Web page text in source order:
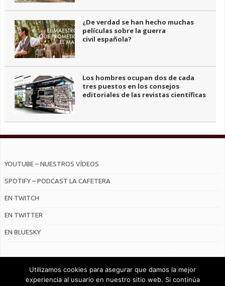
¿De verdad se han hecho muchas
películas sobre la guerra
civil española?
Los hombres ocupan dos de cada
tres puestos en los consejos
editoriales de las revistas científicas
YOUTUBE – NUESTROS VÍDEOS
SPOTIFY – PODCAST LA CAFETERA
EN TWITCH
EN TWITTER
EN BLUESKY
Utilizamos cookies para asegurar que damos la mejor
experiencia al usuario en nuestro sitio web. Si continúa